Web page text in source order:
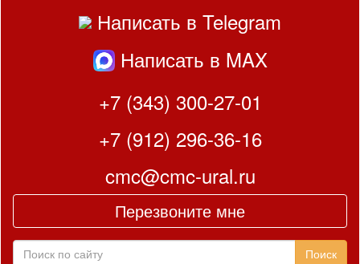
Написать в Telegram
Написать в MAX
+7 (343) 300-27-01
+7 (912) 296-36-16
cmc@cmc-ural.ru
Перезвоните мне